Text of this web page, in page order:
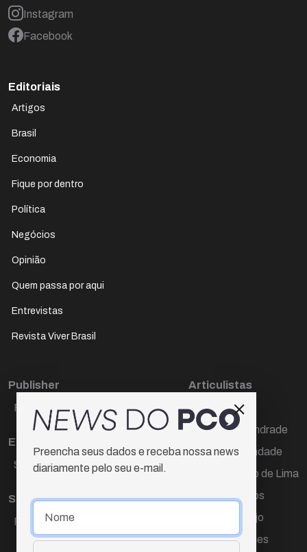
Instagram
Facebook
Editoriais
Artigos
Brasil
Economia
Fique por dentro
Política
Negócios
Opinião
Quem passa por aqui
Entrevistas
Revista Viver Brasil
Publisher
Paulo Cesar de Oliveira
Editora Chefe
Sueli Cotta
Sub-editora
Raquel Ayres
Articulistas
Décio Freire
Dr Marcos Andrade
Hamilton Trindade
Igor Carvalho de Lima
Mario Campos
Renata Araújo
Wagner Gomes
Preencha seus dados e receba nossa news
diariamente pelo seu e-mail.